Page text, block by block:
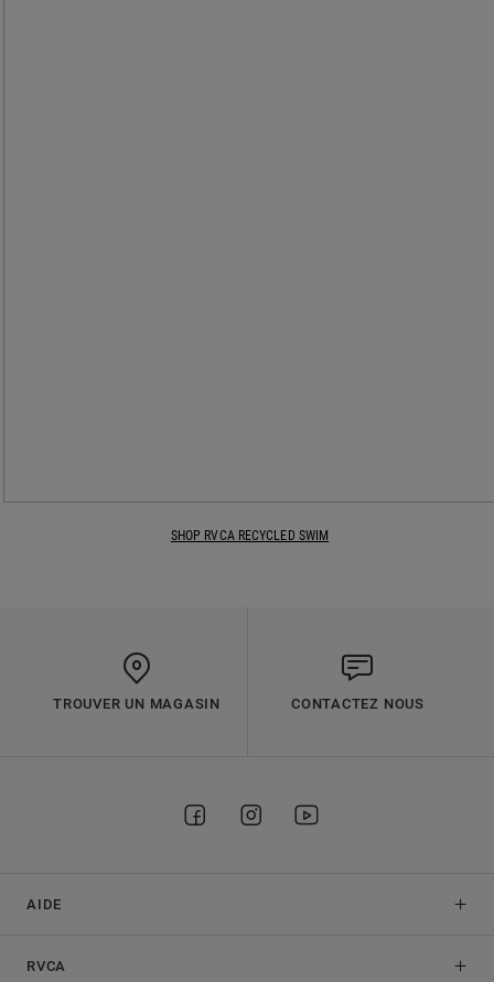
SHOP RVCA RECYCLED SWIM
TROUVER UN MAGASIN CONTACTEZ NOUS
AIDE
RVCA